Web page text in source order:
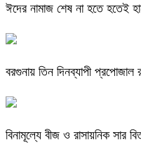
ঈদের নামাজ শেষ না হতে হতেই
বরগুনায় তিন দিনব্যাপী প্রপোজাল
বিনামূল্যে বীজ ও রাসায়নিক সার